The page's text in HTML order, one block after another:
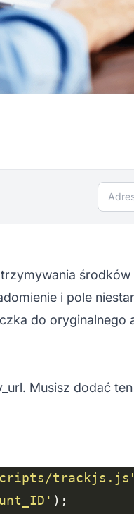
i pole
do oryginalnego
Musisz dodać